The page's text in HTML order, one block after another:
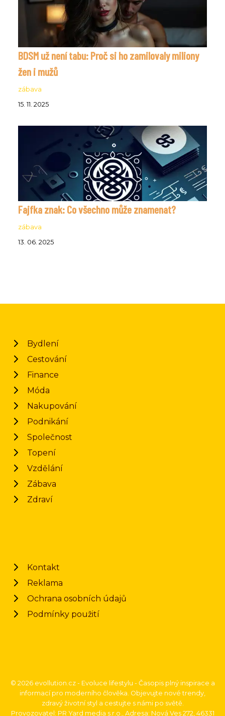
BDSM už není tabu: Proč si ho zamilovaly miliony
žen i mužů
zábava
15. 11. 2025
Fajfka znak: Co všechno může znamenat?
zábava
13. 06. 2025
Bydlení
Cestování
Finance
Móda
Nakupování
Podnikání
Společnost
Topení
Vzdělání
Zábava
Zdraví
Kontakt
Reklama
Ochrana osobních údajů
Podmínky použití
© 2026 evollution.cz - Evoluce lifestylu - Časopis plný inspirace a
informací pro moderního člověka. Objevujte nové trendy,
zdravý životní styl a cestujte s námi po světě.
Provozovatel: PR Yard media s.r.o., Adresa: Nová Ves 272, 46331